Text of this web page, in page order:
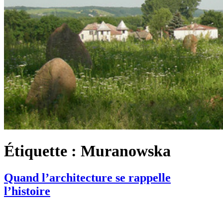
Étiquette : Muranowska
Quand l’architecture se rappelle
l’histoire